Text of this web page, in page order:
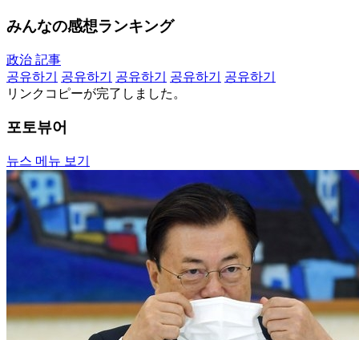
みんなの感想ランキング
政治 記事
공유하기
공유하기 공유하기 공유하기
공유하기
リンクコピーが完了しました。
포토뷰어
뉴스 메뉴 보기